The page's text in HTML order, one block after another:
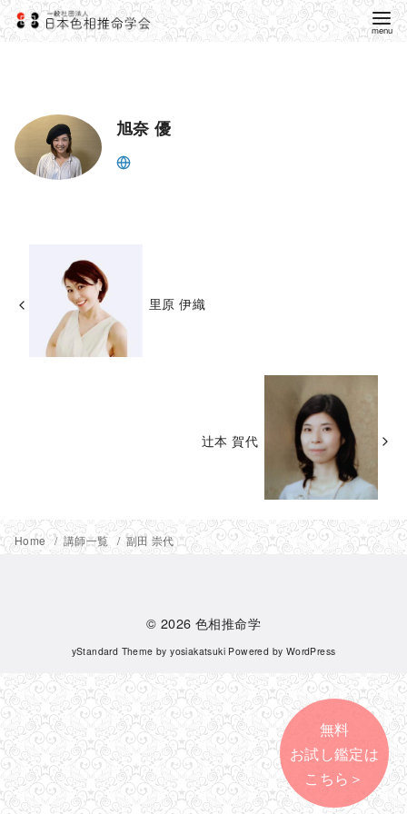
旭奈 優
里原 伊織
辻本 賀代
Home 講師一覧 副田 崇代
© 2026 色相推命学
yStandard Theme byyosiakatsuki Powered by WordPress
無料
お試し鑑定は
こちら＞